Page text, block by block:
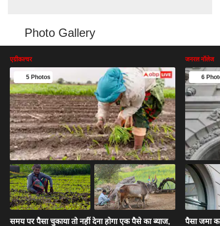
Photo Gallery
एग्रीकल्चर
5 Photos
समय पर पैसा चुकाया तो नहीं देना होगा एक पैसे का ब्याज,
जनरल नॉलेज
6
पैसा जमा